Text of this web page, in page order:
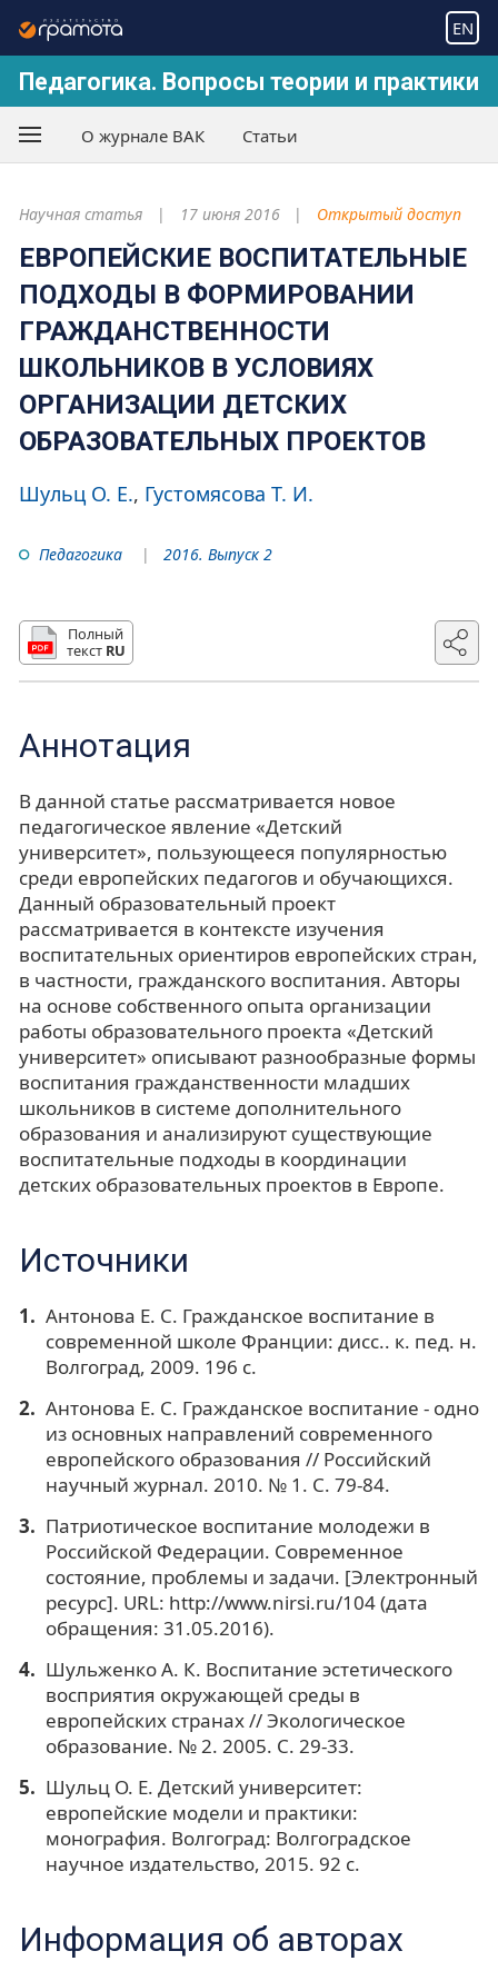
EN
Педагогика. Вопросы теории и практики
О журнале ВАК Статьи
Научная статья 17 июня 2016 Открытый доступ
ЕВРОПЕЙСКИЕ ВОСПИТАТЕЛЬНЫЕ
ПОДХОДЫ В ФОРМИРОВАНИИ
ГРАЖДАНСТВЕННОСТИ
ШКОЛЬНИКОВ В УСЛОВИЯХ
ОРГАНИЗАЦИИ ДЕТСКИХ
ОБРАЗОВАТЕЛЬНЫХ ПРОЕКТОВ
Шульц О. Е. Густомясова Т. И.
Педагогика 2016. Выпуск 2
Полный
текст RU
Аннотация
В данной статье рассматривается новое
педагогическое явление «Детский
университет», пользующееся популярностью
среди европейских педагогов и обучающихся.
Данный образовательный проект
рассматривается в контексте изучения
воспитательных ориентиров европейских стран,
в частности, гражданского воспитания. Авторы
на основе собственного опыта организации
работы образовательного проекта «Детский
университет» описывают разнообразные формы
воспитания гражданственности младших
школьников в системе дополнительного
образования и анализируют существующие
воспитательные подходы в координации
детских образовательных проектов в Европе.
Источники
Антонова Е. С. Гражданское воспитание в
современной школе Франции: дисс.. к. пед. н.
Волгоград, 2009. 196 с.
Антонова Е. С. Гражданское воспитание - одно
из основных направлений современного
европейского образования // Российский
научный журнал. 2010. № 1. С. 79-84.
Патриотическое воспитание молодежи в
Российской Федерации. Современное
состояние, проблемы и задачи. [Электронный
ресурс]. URL: http://www.nirsi.ru/104 (дата
обращения: 31.05.2016).
Шульженко А. К. Воспитание эстетического
восприятия окружающей среды в
европейских странах // Экологическое
образование. № 2. 2005. С. 29-33.
Шульц О. Е. Детский университет:
европейские модели и практики:
монография. Волгоград: Волгоградское
научное издательство, 2015. 92 с.
Информация об авторах